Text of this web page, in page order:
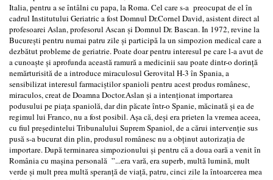
Italia, pentru a se întâlni cu papa, la Roma. Cel care s-a preocupat de el în
cadrul Institutului Geriatric a fost Domnul Dr.Cornel David, asistent direct al
profesoarei Aslan, profesorul Ascan și Domnul Dr. Bascan. In 1972, revine la
București pentru numai patru zile și participă la un simpozion medical care a
dezbătut probleme de geriatrie. Poate doar pentru interesul pe care l-a avut de
a cunoaște și aprofunda această ramură a medicinii sau poate dintr-o dorință
nemărturisită de a introduce miraculosul Gerovital H-3 în Spania, a
sensibilizat interesul farmaciștilor spanioli pentru acest produs românesc,
miraculos, creat de Doamna Doctor.Aslan și a intenționat importarea
podusului pe piața spaniolă, dar din păcate într-o Spanie, măcinată și ea de
regimul lui Franco, nu a fost posibil. Așa că, deși era prieten la vremea aceea,
cu fiul președintelui Tribunalului Suprem Spaniol, de a cărui intervenție sus
pusă s-a bucurat din plin, produsul românesc nu a obținut autorizația de
importare. După terminarea simpozionului și pentru că a doua oară a venit în
România cu mașina personală ”...era vară, era superb, multă lumină, mult
verde și mult prea multă speranță de viață, patru, cinci zile la întoarcerea mea